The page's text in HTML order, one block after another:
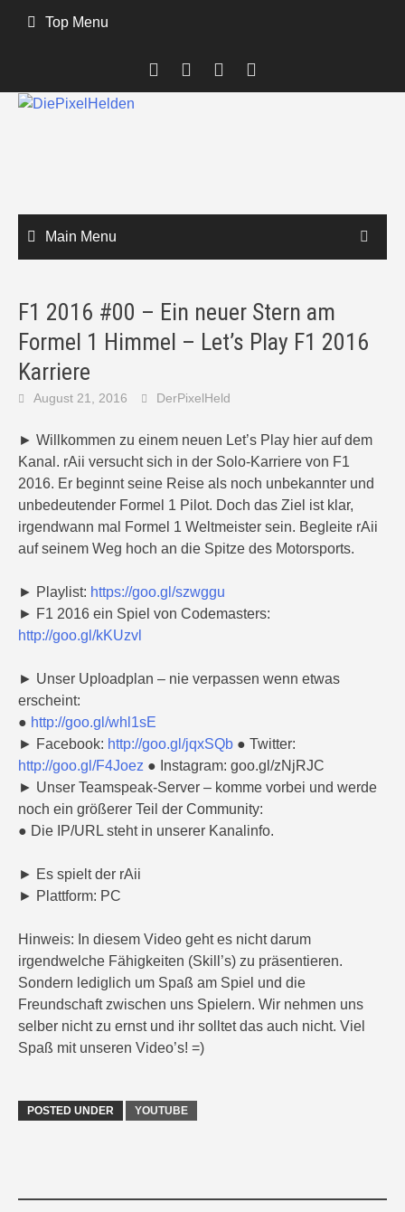
Top Menu
Main Menu
F1 2016 #00 – Ein neuer Stern am
Formel 1 Himmel – Let’s Play F1 2016
Karriere
August 21, 2016 DerPixelHeld
► Willkommen zu einem neuen Let’s Play hier auf dem
Kanal. rAii versucht sich in der Solo-Karriere von F1
2016. Er beginnt seine Reise als noch unbekannter und
unbedeutender Formel 1 Pilot. Doch das Ziel ist klar,
irgendwann mal Formel 1 Weltmeister sein. Begleite rAii
auf seinem Weg hoch an die Spitze des Motorsports.
► Playlist: https://goo.gl/szwggu
► F1 2016 ein Spiel von Codemasters:
http://goo.gl/kKUzvl
► Unser Uploadplan – nie verpassen wenn etwas
erscheint:
● http://goo.gl/whl1sE
► Facebook: http://goo.gl/jqxSQb ● Twitter:
http://goo.gl/F4Joez ● Instagram: goo.gl/zNjRJC
► Unser Teamspeak-Server – komme vorbei und werde
noch ein größerer Teil der Community:
● Die IP/URL steht in unserer Kanalinfo.
► Es spielt der rAii
► Plattform: PC
Hinweis: In diesem Video geht es nicht darum
irgendwelche Fähigkeiten (Skill’s) zu präsentieren.
Sondern lediglich um Spaß am Spiel und die
Freundschaft zwischen uns Spielern. Wir nehmen uns
selber nicht zu ernst und ihr solltet das auch nicht. Viel
Spaß mit unseren Video’s! =)
POSTED UNDER YOUTUBE